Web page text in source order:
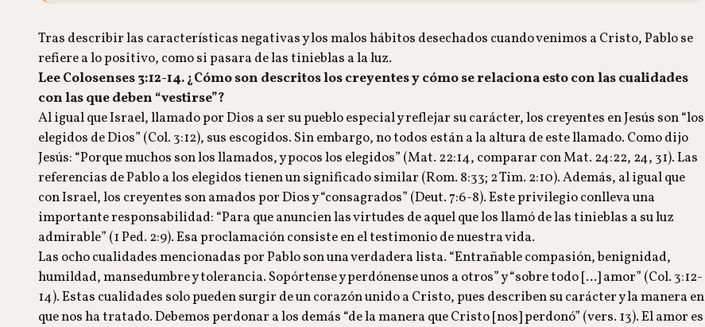
Tras describir las características negativas y los malos hábitos desechados cuando venimos a Cristo, Pablo se
refiere a lo positivo, como si pasara de las tinieblas a la luz.
Lee Colosenses 3:12-14. ¿Cómo son descritos los creyentes y cómo se relaciona esto con las cualidades
con las que deben “vestirse”?
Al igual que Israel, llamado por Dios a ser su pueblo especial y reflejar su carácter, los creyentes en Jesús son “los
elegidos de Dios” (Col. 3:12), sus escogidos. Sin embargo, no todos están a la altura de este llamado. Como dijo
Jesús: “Porque muchos son los llamados, y pocos los elegidos” (Mat. 22:14, comparar con Mat. 24:22, 24, 31). Las
referencias de Pablo a los elegidos tienen un significado similar (Rom. 8:33; 2 Tim. 2:10). Además, al igual que
con Israel, los creyentes son amados por Dios y “consagrados” (Deut. 7:6-8). Este privilegio conlleva una
importante responsabilidad: “Para que anuncien las virtudes de aquel que los llamó de las tinieblas a su luz
admirable” (1 Ped. 2:9). Esa proclamación consiste en el testimonio de nuestra vida.
Las ocho cualidades mencionadas por Pablo son una verdadera lista. “Entrañable compasión, benignidad,
humildad, mansedumbre y tolerancia. Sopórtense y perdónense unos a otros” y “sobre todo [...] amor” (Col. 3:12-
14). Estas cualidades solo pueden surgir de un corazón unido a Cristo, pues describen su carácter y la manera en
que nos ha tratado. Debemos perdonar a los demás “de la manera que Cristo [nos] perdonó” (vers. 13). El amor es